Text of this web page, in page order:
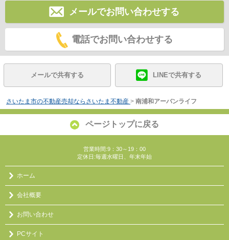
メールでお問い合わせする
電話でお問い合わせする
メールで共有する LINEで共有する
さいたま市の不動産売却ならさいたま不動産 > 南浦和アーバンライフ
ページトップに戻る
営業時間:9：30～19：00
定休日:毎週水曜日、年末年始
ホーム
会社概要
お問い合わせ
PCサイト